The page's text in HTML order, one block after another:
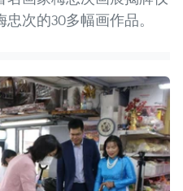
次的30多幅画作品。